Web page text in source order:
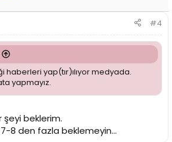
#4
haberleri yap(tır)ılıyor medyada.
yapmayız.
beklerim.
8 den fazla beklemeyin...